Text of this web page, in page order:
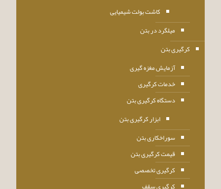
کاشت بولت شیمیایی
میلگرد در بتن
کرگیری بتن
آزمایش مغزه گیری
خدمات کرگیری
دستگاه کرگیری بتن
ابزار کرگیری بتن
سوراخکاری بتن
قیمت کرگیری بتن
کرگیری تخصصی
کرگیری سقف